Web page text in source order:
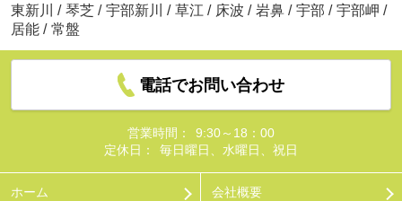
東新川
/ 琴芝 / 宇部新川 / 草江 / 床波 / 岩鼻 / 宇部 / 宇部岬 /
居能 / 常盤
電話でお問い合わせ
営業時間：
9:30～18：00
定休日：
毎日曜日、水曜日、祝日
ホーム 会社概要